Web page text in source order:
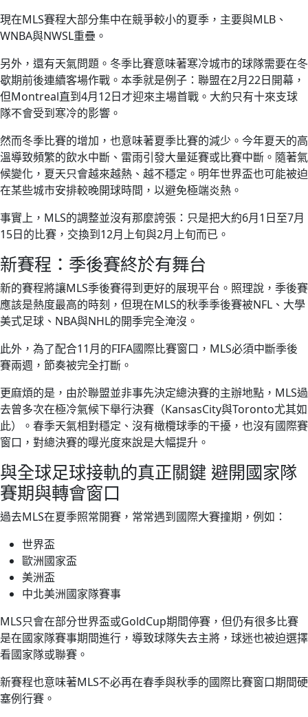
現在MLS賽程大部分集中在競爭較小的夏季，主要與MLB、
WNBA與NWSL重疊。
另外，還有天氣問題。冬季比賽意味著寒冷城市的球隊需要在冬
歇期前後連續客場作戰。本季就是例子：聯盟在2月22日開幕，
但Montreal直到4月12日才迎來主場首戰。大約只有十來支球
隊不會受到寒冷的影響。
然而冬季比賽的增加，也意味著夏季比賽的減少。今年夏天的高
溫導致頻繁的飲水中斷、雷雨引發大量延賽或比賽中斷。隨著氣
候變化，夏天只會越來越熱、越不穩定。明年世界盃也可能被迫
在某些城市安排較晚開球時間，以避免極端炎熱。
事實上，MLS的調整並沒有那麼誇張：只是把大約6月1日至7月
15日的比賽，交換到12月上旬與2月上旬而已。
新賽程：季後賽終於有舞台
新的賽程將讓MLS季後賽得到更好的展現平台。照理說，季後賽
應該是熱度最高的時刻，但現在MLS的秋季季後賽被NFL、大學
美式足球、NBA與NHL的開季完全淹沒。
此外，為了配合11月的FIFA國際比賽窗口，MLS必須中斷季後
賽兩週，節奏被完全打斷。
更麻煩的是，由於聯盟並非事先決定總決賽的主辦地點，MLS過
去曾多次在極冷氣候下舉行決賽（KansasCity與Toronto尤其如
此）。春季天氣相對穩定、沒有橄欖球季的干擾，也沒有國際賽
窗口，對總決賽的曝光度來說是大幅提升。
與全球足球接軌的真正關鍵 避開國家隊
賽期與轉會窗口
過去MLS在夏季照常開賽，常常遇到國際大賽撞期，例如：
世界盃
歐洲國家盃
美洲盃
中北美洲國家隊賽事
MLS只會在部分世界盃或GoldCup期間停賽，但仍有很多比賽
是在國家隊賽事期間進行，導致球隊失去主將，球迷也被迫選擇
看國家隊或聯賽。
新賽程也意味著MLS不必再在春季與秋季的國際比賽窗口期間硬
塞例行賽。